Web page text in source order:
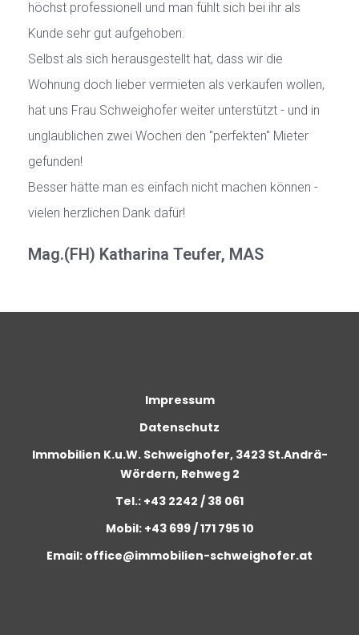
höchst professionell und man fühlt sich bei ihr als
Kunde sehr gut aufgehoben.
Selbst als sich herausgestellt hat, dass wir die
Wohnung doch lieber vermieten als verkaufen wollen,
hat uns Frau Schweighofer weiter unterstützt - und in
unglaublichen zwei Wochen den "perfekten" Mieter
gefunden!
Besser hätte man es einfach nicht machen können -
vielen herzlichen Dank dafür!
Mag.(FH) Katharina Teufer, MAS
Impressum
Datenschutz
Immobilien K.u.W. Schweighofer, 3423 St.Andrä-
Wördern, Rehweg 2
Tel.: +43 2242 / 38 061
Mobil: +43 699 / 171 795 10
Email: office@immobilien-schweighofer.at